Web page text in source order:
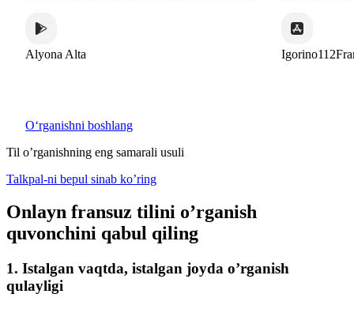
Alyona Alta Igorino112France
Oʻrganishni boshlang
Til o’rganishning eng samarali usuli
Talkpal-ni bepul sinab ko’ring
Onlayn fransuz tilini o’rganish
quvonchini qabul qiling
1. Istalgan vaqtda, istalgan joyda o’rganish
qulayligi